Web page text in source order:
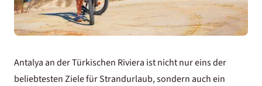
Antalya an der Türkischen Riviera ist nicht nur eins der
beliebtesten Ziele für Strandurlaub, sondern auch ein